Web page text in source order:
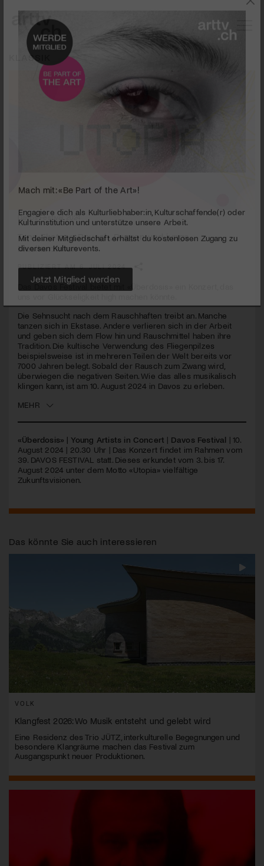
KLASSIK
Davos Festival 2024
Tanz, Ekstase, Rausch, Drogen und junge
Musiker:innen
PUBLIZIERT AM 6. JULI 2024
Das Davos Festival bietet mit «Überdosis» ein Konzert, das
Die Sehnsucht nach dem Rauschhaften treibt an. Manche
tanzen sich in Ekstase. Andere verlieren sich in der Arbeit
und geben sich dem Flow hin und Rauschmittel haben ihre
Tradition. Die kultische Verwendung des Fliegenpilzes
beispielsweise ist in mehreren Teilen der Welt bereits vor
7000 Jahren belegt. Sobald der Rausch zum Zwang wird,
überwiegen die negativen Seiten. Wie das alles musikalisch
klingen kann, ist am 10. August 2024 in Davos zu erleben.
MEHR
«Überdosis» | Young Artists in Concert | Davos Festival | 10.
August 2024 | 20.30 Uhr | Das Konzert findet im Rahmen vom
39. DAVOS FESTIVAL
statt. Dieses erkundet vom 3. bis 17.
August 2024 unter dem Motto «Utopia» vielfältige
Zukunftsvisionen.
Das könnte Sie auch interessieren
VOLK
Klangfest 2026: Wo Musik entsteht und gelebt wird
Eine Residenz des Trio JÜTZ, interkulturelle Begegnungen und
besondere Klangräume machen das Festival zum
Ausgangspunkt neuer Produktionen.
Engagiere dich als Kulturliebhaber:in, Kulturschaffende(r) oder
Kulturinstitution und unterstütze unsere Arbeit.
Mit deiner Mitgliedschaft erhältst du kostenlosen Zugang zu
Jetzt Mitglied werden